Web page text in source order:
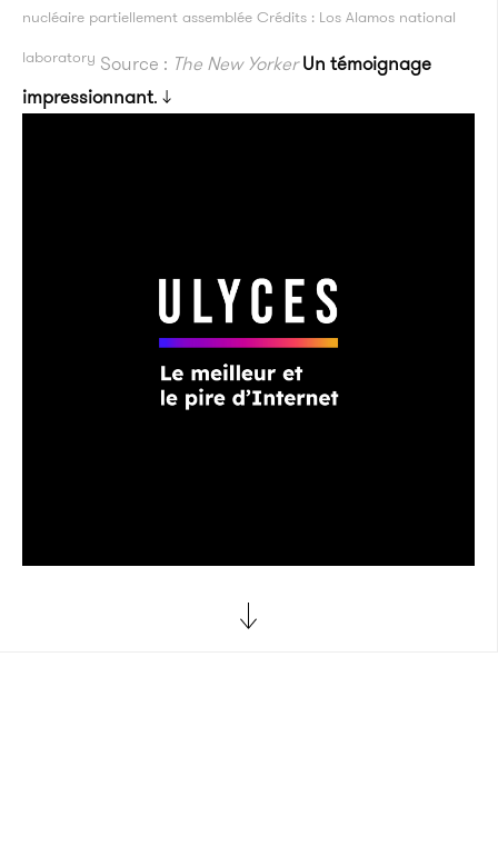
nucléaire partiellement assemblée Crédits : Los Alamos national
laboratory Source : The New Yorker Un témoignage
impressionnant. ↓